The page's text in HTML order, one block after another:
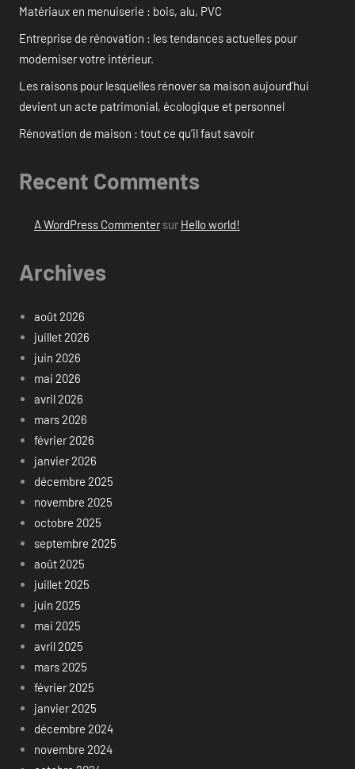
Matériaux en menuiserie : bois, alu, PVC
Entreprise de rénovation : les tendances actuelles pour
moderniser votre intérieur.
Les raisons pour lesquelles rénover sa maison aujourd’hui
devient un acte patrimonial, écologique et personnel
Rénovation de maison : tout ce qu’il faut savoir
Recent Comments
A WordPress Commentersur Hello world!
Archives
août 2026
juillet 2026
juin 2026
mai 2026
avril 2026
mars 2026
février 2026
janvier 2026
décembre 2025
novembre 2025
octobre 2025
septembre 2025
août 2025
juillet 2025
juin 2025
mai 2025
avril 2025
mars 2025
février 2025
janvier 2025
décembre 2024
novembre 2024